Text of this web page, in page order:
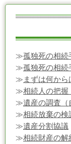
≫孤独死の相続
≫孤独死の相続
≫ まずは何か
≫相続人の把握
≫遺産の調査（
≫相続放棄の検
≫遺産分割協議
≫相続財産の解